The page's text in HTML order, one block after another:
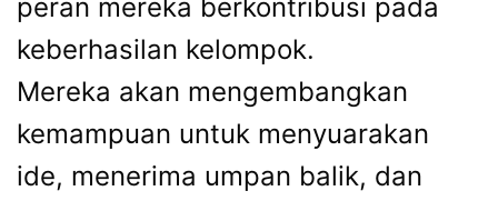
peran mereka berkontribusi pada
keberhasilan kelompok.
Mereka akan mengembangkan
kemampuan untuk menyuarakan
ide, menerima umpan balik, dan